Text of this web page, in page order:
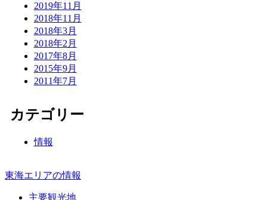
2019年11月
2018年11月
2018年3月
2018年2月
2017年8月
2015年9月
2011年7月
カテゴリー
情報
東海エリアの情報
主要観光地